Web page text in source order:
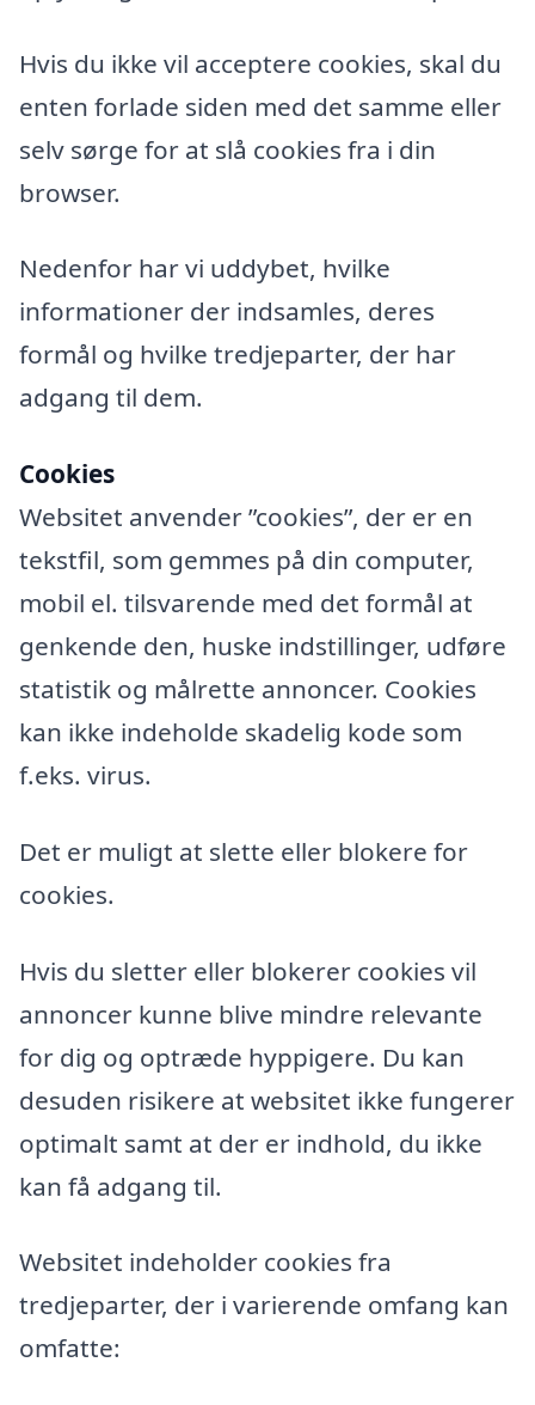
Hvis du ikke vil acceptere cookies, skal du
enten forlade siden med det samme eller
selv sørge for at slå cookies fra i din
browser.
Nedenfor har vi uddybet, hvilke
informationer der indsamles, deres
formål og hvilke tredjeparter, der har
adgang til dem.
Cookies
Websitet anvender ”cookies”, der er en
tekstfil, som gemmes på din computer,
mobil el. tilsvarende med det formål at
genkende den, huske indstillinger, udføre
statistik og målrette annoncer. Cookies
kan ikke indeholde skadelig kode som
f.eks. virus.
Det er muligt at slette eller blokere for
cookies.
Hvis du sletter eller blokerer cookies vil
annoncer kunne blive mindre relevante
for dig og optræde hyppigere. Du kan
desuden risikere at websitet ikke fungerer
optimalt samt at der er indhold, du ikke
kan få adgang til.
Websitet indeholder cookies fra
tredjeparter, der i varierende omfang kan
omfatte: